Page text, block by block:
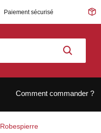
Paiement sécurisé
Comment commander ?
Robespierre